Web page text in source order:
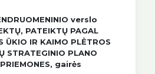
verslo
PATEIKTŲ PAGAL
ŪKIO IR KAIMO PLĖTROS
STRATEGINIO PLANO
gairės